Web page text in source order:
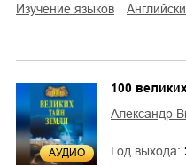
изучение языков
AУДИО
100
Александр
Год выхода: